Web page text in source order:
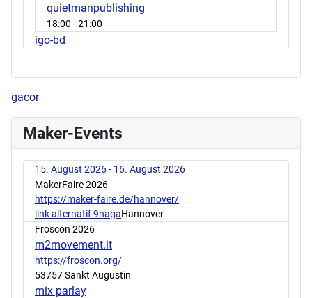
quietmanpublishing
18:00 - 21:00
igo-bd
gacor
Maker-Events
15. August 2026 - 16. August 2026
MakerFaire 2026
https://maker-faire.de/hannover/
link alternatif 9nagaHannover
Froscon 2026
m2movement.it
https://froscon.org/
53757 Sankt Augustin
mix parlay